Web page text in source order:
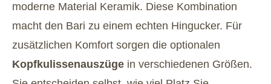
moderne Material Keramik. Diese Kombination
macht den Bari zu einem echten Hingucker. Für
zusätzlichen Komfort sorgen die optionalen
Kopfkulissenauszüge in verschiedenen Größen.